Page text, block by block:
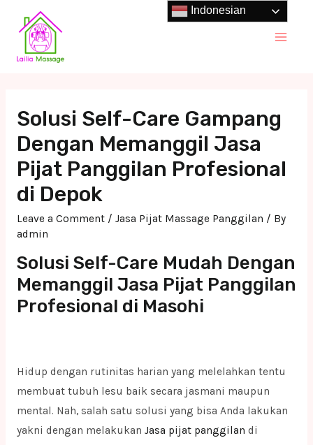
content
Solusi Self-Care Gampang
Dengan Memanggil Jasa
Pijat Panggilan Profesional
di Depok
Leave a Comment / Jasa Pijat Massage Panggilan / By
admin
Solusi Self-Care Mudah Dengan
Memanggil Jasa Pijat Panggilan
Profesional di Masohi
Hidup dengan rutinitas harian yang melelahkan tentu
membuat tubuh lesu baik secara jasmani maupun
mental. Nah, salah satu solusi yang bisa Anda lakukan
yakni dengan melakukan Jasa pijat panggilan di
Indonesian